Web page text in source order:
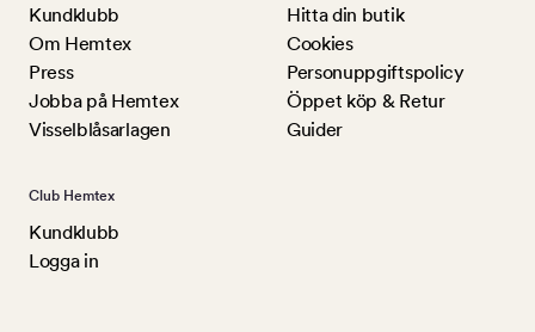
Kundklubb
Om Hemtex
Press
Jobba på Hemtex
Visselblåsarlagen
Hitta din butik
Cookies
Personuppgiftspolicy
Öppet köp & Retur
Guider
Club Hemtex
Kundklubb
Logga in